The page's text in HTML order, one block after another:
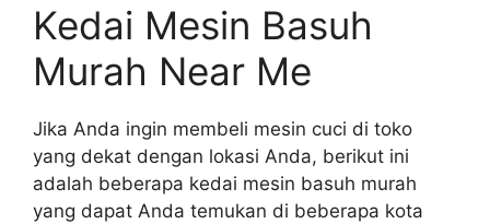
Kedai Mesin Basuh
Murah Near Me
Jika Anda ingin membeli mesin cuci di toko
yang dekat dengan lokasi Anda, berikut ini
adalah beberapa kedai mesin basuh murah
yang dapat Anda temukan di beberapa kota